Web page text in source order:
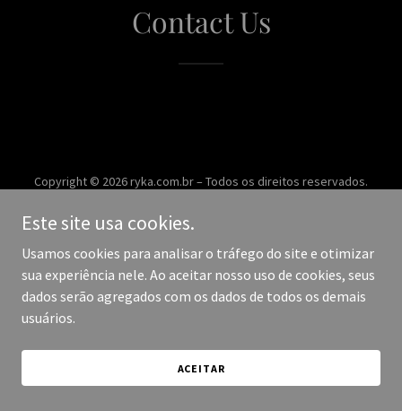
Contact Us
Copyright © 2026 ryka.com.br – Todos os direitos reservados.
Desenvolvido por
Este site usa cookies.
Usamos cookies para analisar o tráfego do site e otimizar
sua experiência nele. Ao aceitar nosso uso de cookies, seus
dados serão agregados com os dados de todos os demais
usuários.
ACEITAR